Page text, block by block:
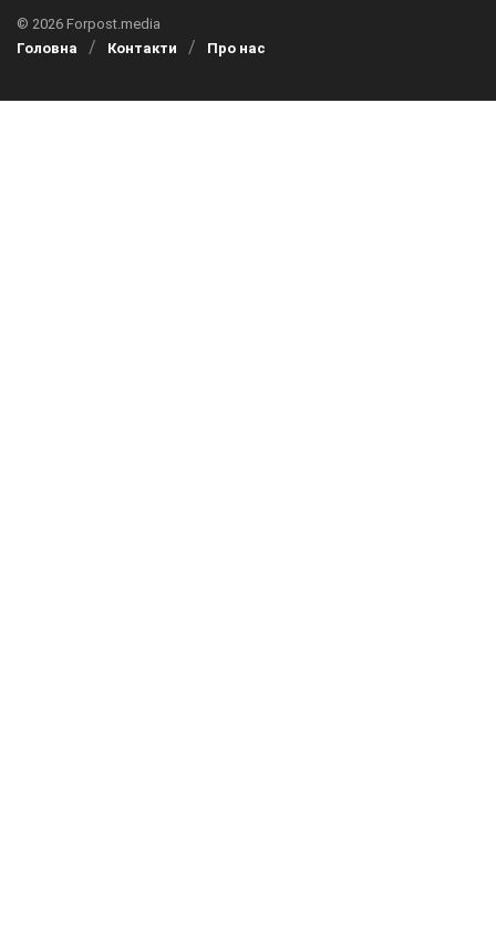
© 2026 Forpost.media
Головна
Контакти Про нас